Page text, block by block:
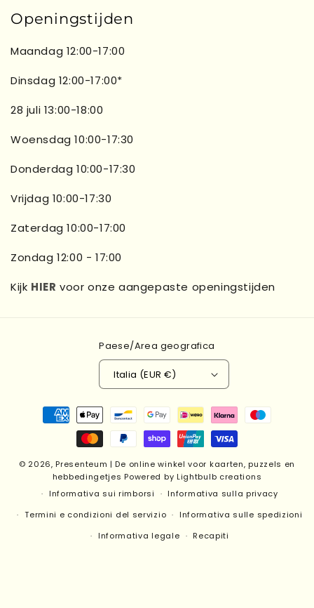
Openingstijden
Maandag 12:00-17:00
Dinsdag 12:00-17:00*
28 juli 13:00-18:00
Woensdag 10:00-17:30
Donderdag 10:00-17:30
Vrijdag 10:00-17:30
Zaterdag 10:00-17:00
Zondag 12:00 - 17:00
Kijk HIER voor onze aangepaste openingstijden
Paese/Area geografica
Italia (EUR €)
Metodi
pagamento
© 2026, Presenteum | De online winkel voor kaarten, puzzels en
hebbedingetjes Powered by Lightbulb creations
Informativa sui rimborsi
Informativa sulla privacy
Termini e condizioni del servizio
Informativa sulle spedizioni
Informativa legale
Recapiti